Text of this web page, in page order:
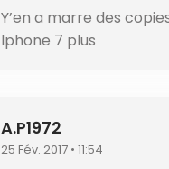
Y’en a marre des
Iphone 7 plus
A.P1972
25 Fév. 2017 • 11:54